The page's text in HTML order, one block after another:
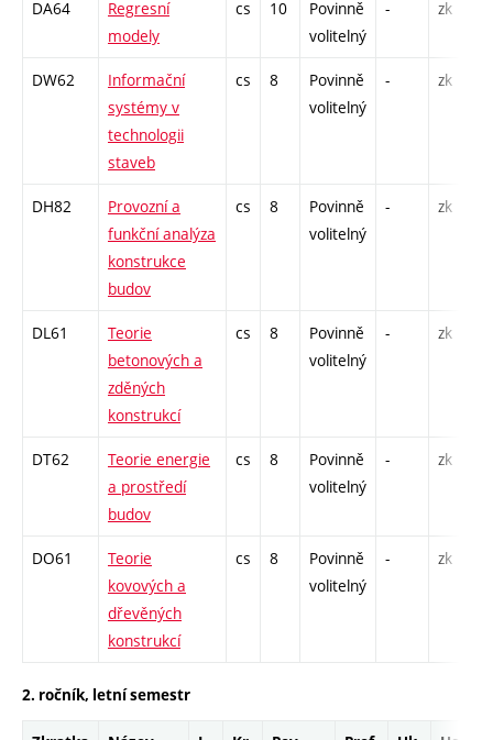
DA64
Regresní
modely
cs 10
Povinně
volitelný
- zk
DW62
Informační
systémy v
technologii
staveb
cs 8
Povinně
volitelný
- zk
DH82
Provozní a
funkční analýza
konstrukce
budov
cs 8
Povinně
volitelný
- zk
DL61
Teorie
betonových a
zděných
konstrukcí
cs 8
Povinně
volitelný
- zk
DT62
Teorie energie
a prostředí
budov
cs 8
Povinně
volitelný
- zk
DO61
Teorie
kovových a
dřevěných
konstrukcí
cs 8
Povinně
volitelný
- zk
2. ročník, letní semestr